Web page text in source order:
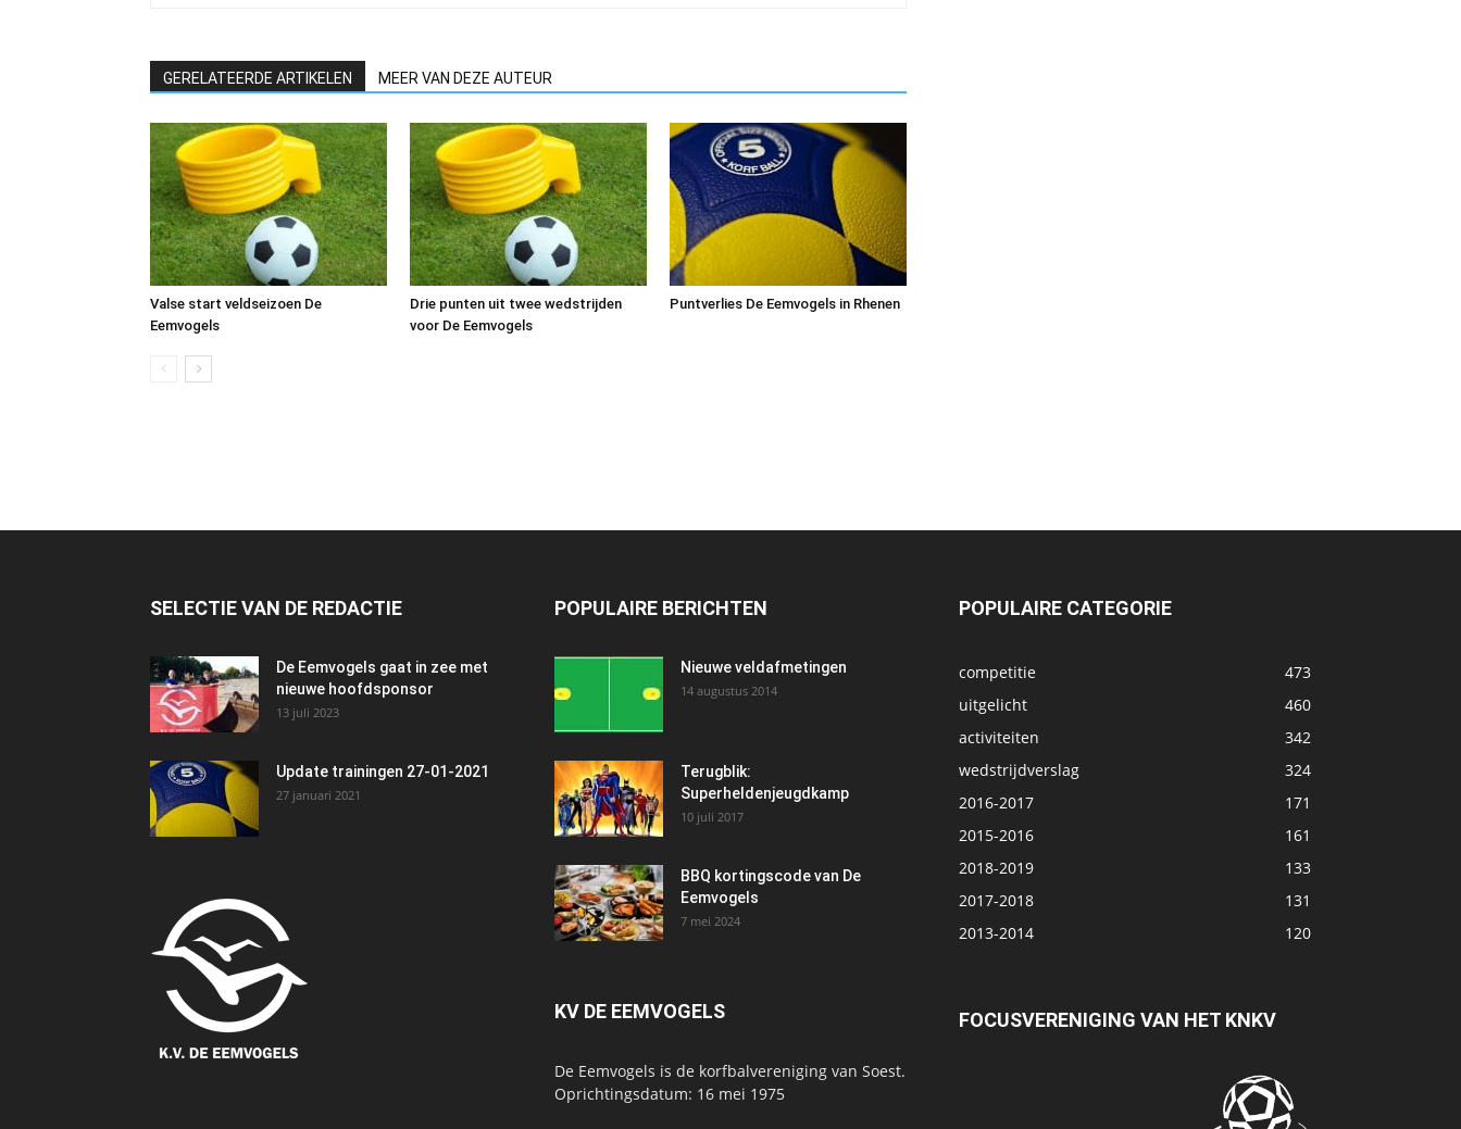
GERELATEERDE ARTIKELEN MEER VAN DEZE AUTEUR
Valse start veldseizoen De
Eemvogels
Drie punten uit twee wedstrijden
voor De Eemvogels
Puntverlies De Eemvogels in Rhenen
SELECTIE VAN DE REDACTIE
De Eemvogels gaat in zee met
nieuwe hoofdsponsor
13 juli 2023
Update trainingen 27-01-2021
27 januari 2021
POPULAIRE BERICHTEN
Nieuwe veldafmetingen
14 augustus 2014
Terugblik:
Superheldenjeugdkamp
10 juli 2017
BBQ kortingscode van De
Eemvogels
7 mei 2024
KV DE EEMVOGELS
De Eemvogels is de korfbalvereniging van Soest.
Oprichtingsdatum: 16 mei 1975
POPULAIRE CATEGORIE
competitie
473
uitgelicht
460
activiteiten
342
wedstrijdverslag
324
2016-2017
171
2015-2016
161
2018-2019
133
2017-2018
131
2013-2014
120
FOCUSVERENIGING VAN HET KNKV